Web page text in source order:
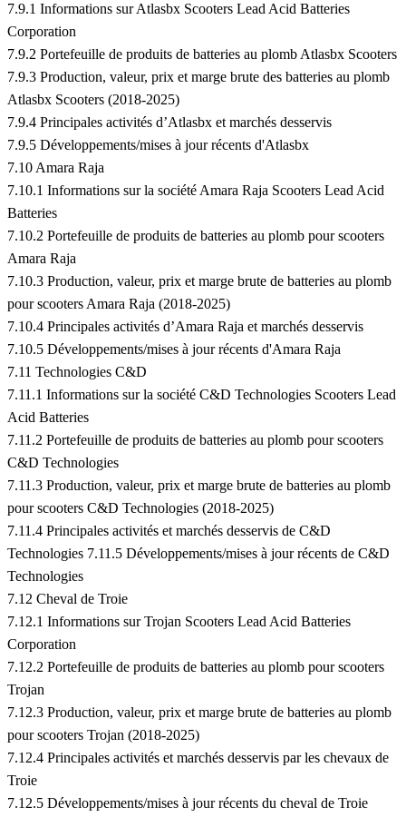
7.9.1 Informations sur Atlasbx Scooters Lead Acid Batteries
Corporation
7.9.2 Portefeuille de produits de batteries au plomb Atlasbx Scooters
7.9.3 Production, valeur, prix et marge brute des batteries au plomb
Atlasbx Scooters (2018-2025)
7.9.4 Principales activités d’Atlasbx et marchés desservis
7.9.5 Développements/mises à jour récents d'Atlasbx
7.10 Amara Raja
7.10.1 Informations sur la société Amara Raja Scooters Lead Acid
Batteries
7.10.2 Portefeuille de produits de batteries au plomb pour scooters
Amara Raja
7.10.3 Production, valeur, prix et marge brute de batteries au plomb
pour scooters Amara Raja (2018-2025)
7.10.4 Principales activités d’Amara Raja et marchés desservis
7.10.5 Développements/mises à jour récents d'Amara Raja
7.11 Technologies C&D
7.11.1 Informations sur la société C&D Technologies Scooters Lead
Acid Batteries
7.11.2 Portefeuille de produits de batteries au plomb pour scooters
C&D Technologies
7.11.3 Production, valeur, prix et marge brute de batteries au plomb
pour scooters C&D Technologies (2018-2025)
7.11.4 Principales activités et marchés desservis de C&D
Technologies 7.11.5 Développements/mises à jour récents de C&D
Technologies
7.12 Cheval de Troie
7.12.1 Informations sur Trojan Scooters Lead Acid Batteries
Corporation
7.12.2 Portefeuille de produits de batteries au plomb pour scooters
Trojan
7.12.3 Production, valeur, prix et marge brute de batteries au plomb
pour scooters Trojan (2018-2025)
7.12.4 Principales activités et marchés desservis par les chevaux de
Troie
7.12.5 Développements/mises à jour récents du cheval de Troie